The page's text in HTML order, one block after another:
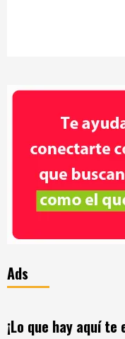
Ads
¡Lo que hay aquí